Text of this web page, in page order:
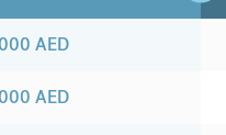
AED
AED